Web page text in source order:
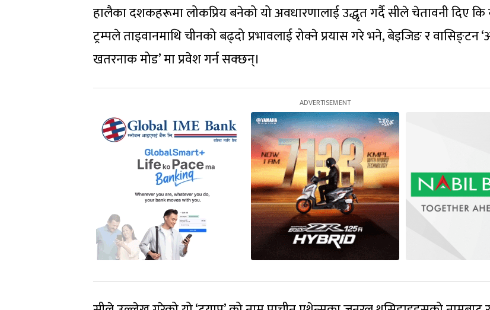
हालैका दशकहरूमा लोकप्रिय बनेको यो अवधारणालाई उद्धृत गर्दै सीले चेतावनी दिए कि
ट्रम्पले ताइवानमाथि चीनको बढ्दो प्रभावलाई रोक्ने प्रयास गरे भने, बेइजिङ र वासिङ्टन
खतरनाक मोड’ मा प्रवेश गर्न सक्छन्।